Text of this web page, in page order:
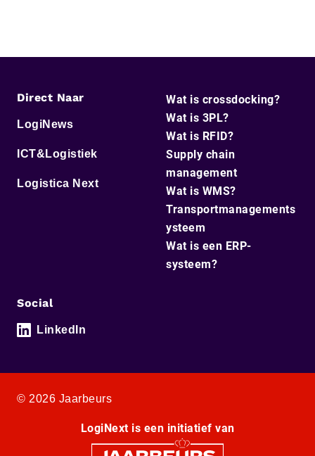
Direct Naar
LogiNews
ICT&Logistiek
Logistica Next
Wat is crossdocking?
Wat is 3PL?
Wat is RFID?
Supply chain
management
Wat is WMS?
Transportmanagements
ysteem
Wat is een ERP-
systeem?
Social
LinkedIn
© 2026 Jaarbeurs
LogiNext is een initiatief van